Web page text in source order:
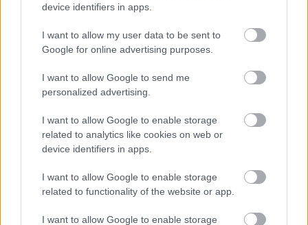
device identifiers in apps.
I want to allow my user data to be sent to
Google for online advertising purposes.
I want to allow Google to send me
personalized advertising.
I want to allow Google to enable storage
related to analytics like cookies on web or
device identifiers in apps.
I want to allow Google to enable storage
related to functionality of the website or app.
I want to allow Google to enable storage
ΣΗΜΕΡΑ ΣΤΟ IATRONET.GR